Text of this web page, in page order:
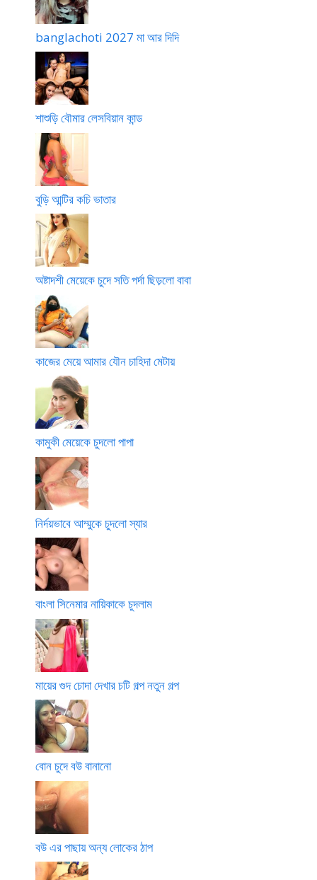
banglachoti 2027 মা আর দিদি
শাশুড়ি বৌমার লেসবিয়ান কান্ড
বুড়ি আন্টির কচি ভাতার
অষ্টাদশী মেয়েকে চুদে সতি পর্দা ছিড়লো বাবা
কাজের মেয়ে আমার যৌন চাহিদা মেটায়
কামুকী মেয়েকে চুদলো পাপা
নির্দয়ভাবে আম্মুকে চুদলো স্যার
বাংলা সিনেমার নায়িকাকে চুদলাম
মায়ের গুদ চোদা দেখার চটি গল্প নতুন গল্প
বোন চুদে বউ বানানো
বউ এর পাছায় অন্য লোকের ঠাপ